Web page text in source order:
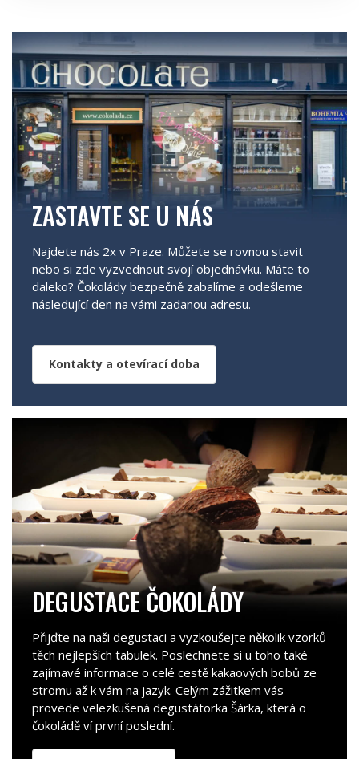
ZASTAVTE SE U NÁS
Najdete nás 2x v Praze. Můžete se rovnou stavit
nebo si zde vyzvednout svojí objednávku. Máte to
daleko? Čokolády bezpečně zabalíme a odešleme
následující den na vámi zadanou adresu.
Kontakty a otevírací doba
DEGUSTACE ČOKOLÁDY
Přijďte na naši degustaci a vyzkoušejte několik vzorků
těch nejlepších tabulek. Poslechnete si u toho také
zajímavé informace o celé cestě kakaových bobů ze
stromu až k vám na jazyk. Celým zážitkem vás
provede velezkušená degustátorka Šárka, která o
čokoládě ví první poslední.